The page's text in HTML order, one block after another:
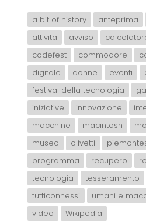
a bit of history anteprima
attivita
avviso
codefest
commodore
digitale
donne eventi
festival della tecnologia
iniziative
innovazione
macchine
macintosh
museo
olivetti
programma
recupero
tecnologia
tesseramento
tutticonnessi
umani e
video
Wikipedia